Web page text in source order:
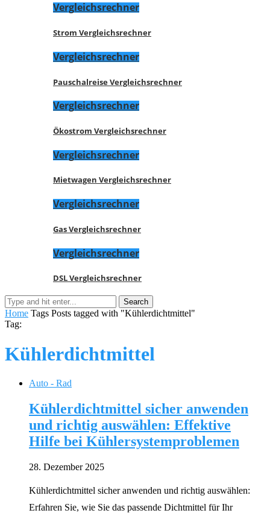
Vergleichsrechner
Strom Vergleichsrechner
Vergleichsrechner
Pauschalreise Vergleichsrechner
Vergleichsrechner
Ökostrom Vergleichsrechner
Vergleichsrechner
Mietwagen Vergleichsrechner
Vergleichsrechner
Gas Vergleichsrechner
Vergleichsrechner
DSL Vergleichsrechner
Home Tags Posts tagged with "Kühlerdichtmittel"
Tag:
Kühlerdichtmittel
Auto - Rad
Kühlerdichtmittel sicher anwenden
und richtig auswählen: Effektive
Hilfe bei Kühlersystemproblemen
28. Dezember 2025
Kühlerdichtmittel sicher anwenden und richtig auswählen:
Erfahren Sie, wie Sie das passende Dichtmittel für Ihr